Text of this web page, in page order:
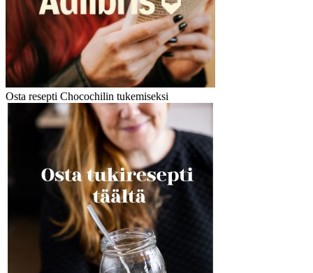
Osta resepti Chocochilin tukemiseksi